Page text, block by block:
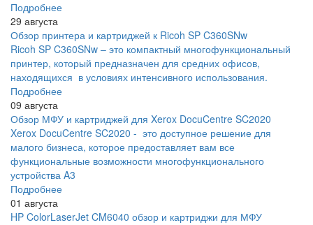
Подробнее
29 августа
Обзор принтера и картриджей к Ricoh SP C360SNw
Ricoh SP C360SNw – это компактный многофункциональный
принтер, который предназначен для средних офисов,
находящихся в условиях интенсивного использования.
Подробнее
09 августа
Обзор МФУ и картриджей для Xerox DocuCentre SC2020
Xerox DocuCentre SC2020 - это доступное решение для
малого бизнеса, которое предоставляет вам все
функциональные возможности многофункционального
устройства A3
Подробнее
01 августа
HP ColorLaserJet CM6040 обзор и картриджи для МФУ